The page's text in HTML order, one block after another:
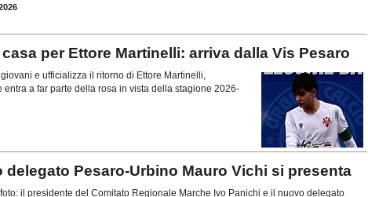
per Ettore Martinelli: arriva dalla Vis Pesaro
e ufficializza il ritorno di Ettore Martinelli,
entra a far parte della rosa in vista della stagione 2026-
delegato Pesaro-Urbino Mauro Vichi si presenta
il presidente del Comitato Regionale Marche Ivo Panichi e il nuovo delegato